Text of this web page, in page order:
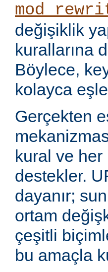
değişiklik
kurallarına
Böylece,
kolayca
Gerçekten
kural ve her
destekler.
dayanır;
ortam
çeşitli
bu amaçla